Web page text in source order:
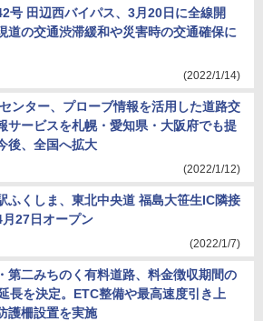
号 田辺西バイパス、3月20日に全線開
道の交通渋滞緩和や災害時の交通確保に
(2022/1/14)
ンター、プローブ情報を活用した道路交
サービスを札幌・愛知県・大阪府でも提
後、全国へ拡大
(2022/1/12)
ふくしま、東北中央道 福島大笹生IC隣接
27日オープン
(2022/1/7)
第二みちのく有料道路、料金徴収期間の
長を決定。ETC整備や最高速度引き上
護柵設置を実施